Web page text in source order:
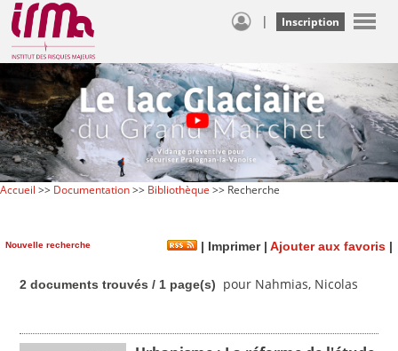
| Inscription
Accueil >> Documentation>> Bibliothèque >> Recherche
Nouvelle recherche | Imprimer| Ajouter aux favoris |
2 documents trouvés / 1 page(s) pour Nahmias, Nicolas